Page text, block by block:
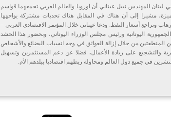
المهندس نبيل عيتاني أن اوروبا والعالم العربي تجمعهما قواسم
مشيرا إلى أن هناك في المقابل هناك تحديات مشتركة يواجهها
وتراجع أسعار النفط. ودعا عيتاني خلال المؤتمر الاقتصادي العربي –
اليونانية ورئيس مجلس الوزراء اليوناني، وبحضور هذا الحشد
المنطقتين من خلال إزالة العوائق في وجه انسياب البضائع والأشخاص
والتشجيع على ريادة الأعمال، فضلا عن دعم المستثمرين وتسهيل
في جميع دول العالم ومحاولة ربطهم اقتصاديا ببلدهم الأم.